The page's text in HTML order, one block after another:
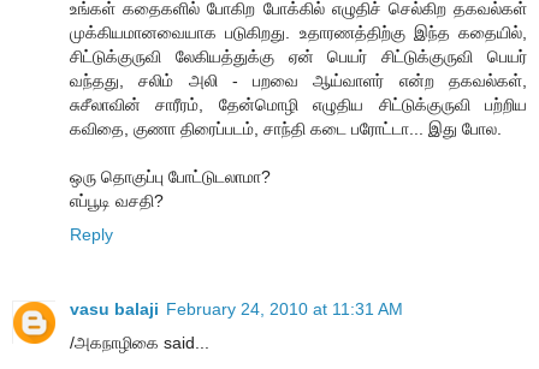
உங்கள் கதைகளில் போகிற போக்கில் எழுதிச் செல்கிற தகவல்கள்
முக்கியமானவையாக படுகிறது. உதாரணத்திற்கு இந்த கதையில்,
சிட்டுக்குருவி லேகியத்துக்கு ஏன் பெயர் சிட்டுக்குருவி பெயர்
வந்தது, சலிம் அலி - பறவை ஆய்வாளர் என்ற தகவல்கள்,
சுசீலாவின் சாரீரம், தேன்மொழி எழுதிய சிட்டுக்குருவி பற்றிய
கவிதை, குணா திரைப்படம், சாந்தி கடை பரோட்டா... இது போல.
ஒரு தொகுப்பு போட்டுடலாமா?
எப்பூடி வசதி?
Reply
vasu balaji February 24, 2010 at 11:31 AM
/அகநாழிகை said...